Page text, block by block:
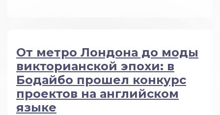
От метро Лондона до моды
викторианской эпохи: в
Бодайбо прошел конкурс
проектов на английском
языке